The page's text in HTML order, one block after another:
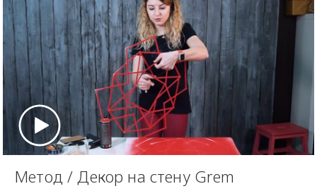
Метод / Декор на стену Grem